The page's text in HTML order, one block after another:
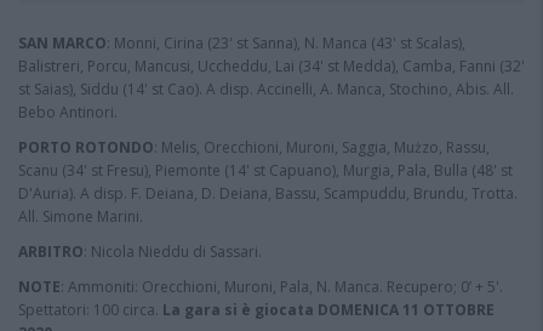
SAN MARCO: Monni, Cirina (23' st Sanna), N. Manca (43' st Scalas),
Balistreri, Porcu, Mancusi, Uccheddu, Lai (34' st Medda), Camba, Fanni (32'
st Saias), Siddu (14' st Cao). A disp. Accinelli, A. Manca, Stochino, Abis. All.
Bebo Antinori.
PORTO ROTONDO: Melis, Orecchioni, Muroni, Saggia, Mużzo, Rassu,
Scanu (34' st Fresu), Piemonte (14' st Capuano), Murgia, Pala, Bulla (48' st
D'Auria). A disp. F. Deiana, D. Deiana, Bassu, Scampuddu, Brundu, Trotta.
All. Simone Marini.
ARBITRO: Nicola Nieddu di Sassari.
NOTE: Ammoniti: Orecchioni, Muroni, Pala, N. Manca. Recupero; 0’ + 5'.
Spettatori: 100 circa. La gara si è giocata DOMENICA 11 OTTOBRE